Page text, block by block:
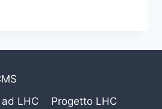
LHC
Progetto LHC